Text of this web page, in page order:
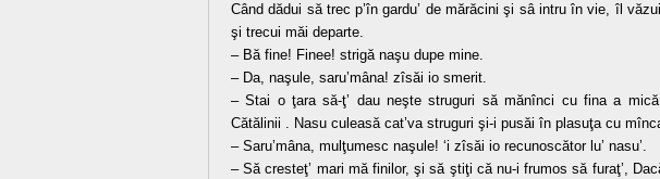
Când dădui să trec p’în gardu’ de mărăcini şi sâ intru în vie, îl
şi trecui măi departe.
– Bă fine! Finee! strigă naşu dupe mine.
– Da, naşule, saru’mâna! zîsăi io smerit.
– Stai o ţara să-ţ’ dau neşte struguri să mănînci cu fina a
Cătălinii . Nasu culeasă cat’va struguri şi-i pusăi în plasuţa cu
– Saru’mâna, mulţumesc naşule! ‘i zîsăi io recunoscător lu’ nasu’.
– Să cresteţ’ mari mă finilor, şi să ştiţi că nu-i frumos să furaţ’,